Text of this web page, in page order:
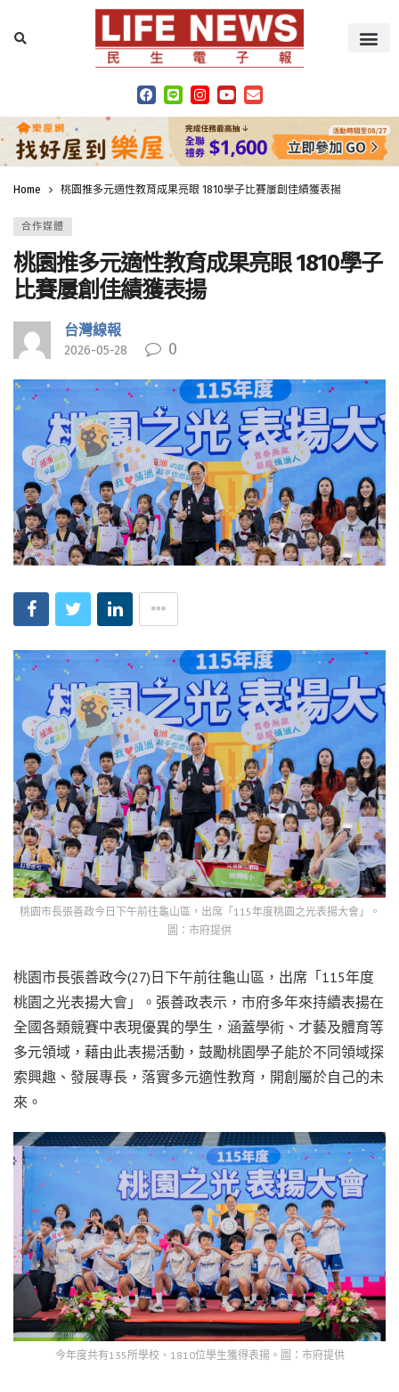
Home 桃園推多元適性教育成果亮眼 1810學子比賽屢創佳績獲表揚
合作媒體
桃園推多元適性教育成果亮眼 1810學子
比賽屢創佳績獲表揚
台灣線報
2026-05-28 0
桃園市長張善政今日下午前往龜山區，出席「115年度桃園之光表揚大會」。
圖：市府提供
桃園市長張善政今(27)日下午前往龜山區，出席「115年度
桃園之光表揚大會」。張善政表示，市府多年來持續表揚在
全國各類競賽中表現優異的學生，涵蓋學術、才藝及體育等
多元領域，藉由此表揚活動，鼓勵桃園學子能於不同領域探
索興趣、發展專長，落實多元適性教育，開創屬於自己的未
來。
今年度共有135所學校、1810位學生獲得表揚。圖：市府提供